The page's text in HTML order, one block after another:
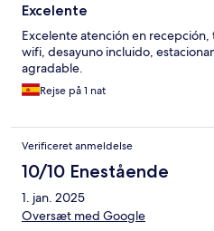
Excelente
Excelente atención en
wifi, desayuno incluido,
agradable.
Rejse på 1 nat
Verificeret anmeldelse
10/10 Enestående
1. jan. 2025
Oversæt med Google